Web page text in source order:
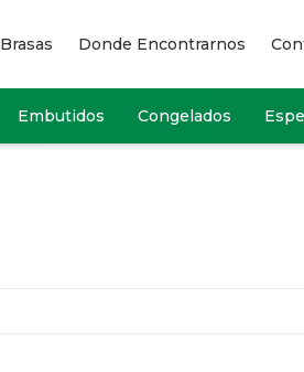
Embutidos Congelados
Brasas Donde Encontrarnos